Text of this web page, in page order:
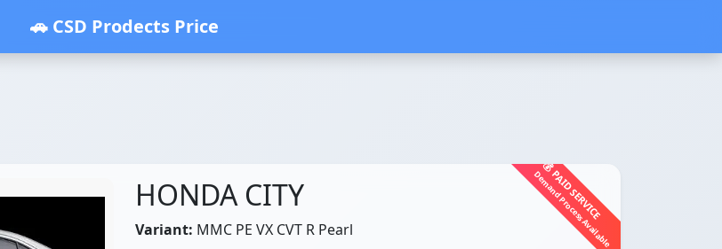
🚗 CSD Prodects Price
💰 PAID SERVICE
Demand Process Available
HONDA CITY
Variant: MMC PE VX CVT R Pearl